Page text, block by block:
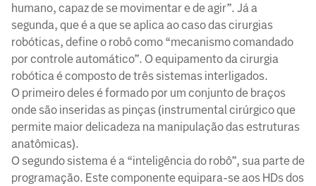
humano, capaz de se movimentar e de agir”. Já a
segunda, que é a que se aplica ao caso das cirurgias
robóticas, define o robô como “mecanismo comandado
por controle automático”. O equipamento da cirurgia
robótica é composto de três sistemas interligados.
O primeiro deles é formado por um conjunto de braços
onde são inseridas as pinças (instrumental cirúrgico que
permite maior delicadeza na manipulação das estruturas
anatômicas).
O segundo sistema é a “inteligência do robô”, sua parte de
programação. Este componente equipara-se aos HDs dos